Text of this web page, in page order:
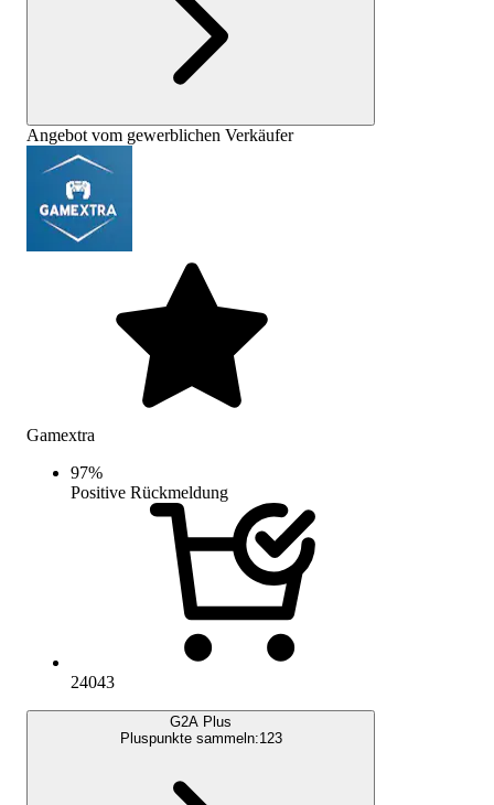
Angebot vom gewerblichen Verkäufer
Gamextra
97%
Positive Rückmeldung
24043
G2A Plus
Pluspunkte sammeln:123